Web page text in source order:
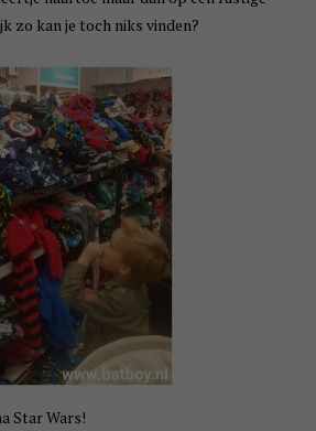
zo kan je toch niks vinden?
Star Wars!